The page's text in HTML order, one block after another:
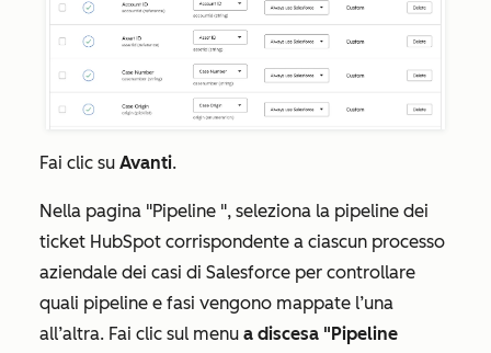
Fai clic su Avanti.
Nella pagina "Pipeline ", seleziona la pipeline dei
ticket HubSpot corrispondente a ciascun processo
aziendale dei casi di Salesforce per controllare
quali pipeline e fasi vengono mappate l’una
all’altra. Fai clic sul menu a discesa "Pipeline